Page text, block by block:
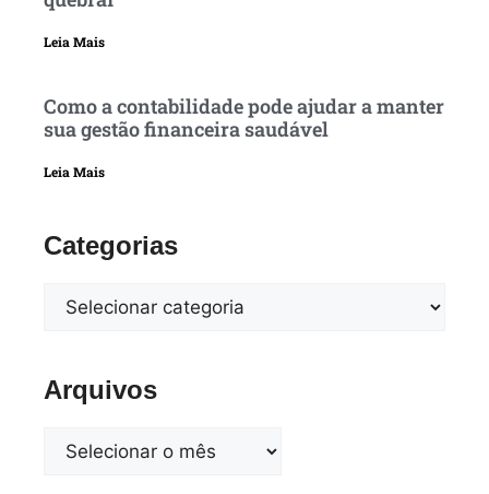
Leia Mais
Como a contabilidade pode ajudar a manter
sua gestão financeira saudável
Leia Mais
Categorias
Arquivos